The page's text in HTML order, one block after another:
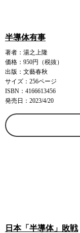
半導体有事
著者：湯之上隆
価格：950円（税抜）
出版：文藝春秋
サイズ：256ページ
ISBN：4166613456
発売日：2023/4/20
日本「半導体」敗戦